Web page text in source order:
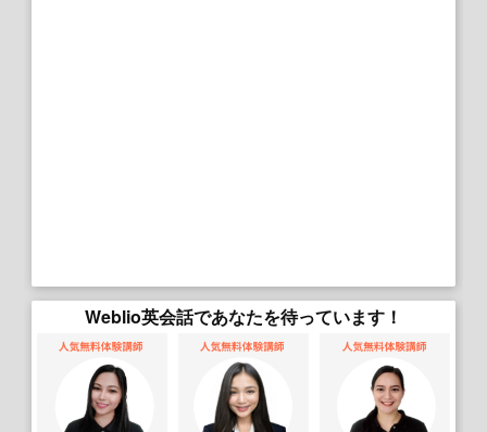
Weblio英会話であなたを待っています！